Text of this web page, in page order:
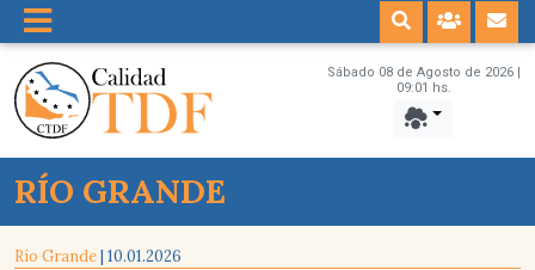
Sábado 08 de Agosto de 2026 |
09:01 hs.
RÍO GRANDE
Río Grande| 10.01.2026